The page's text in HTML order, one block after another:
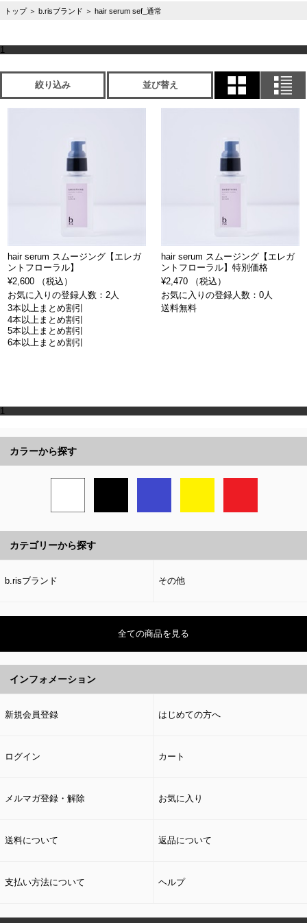
トップ ＞ b.risブランド ＞ hair serum sef_通常
1
絞り込み 並び替え
hair serum スムージング【エレガ
ントフローラル】
¥2,600 （税込）
お気に入りの登録人数：2人
3本以上まとめ割引
4本以上まとめ割引
5本以上まとめ割引
6本以上まとめ割引
hair serum スムージング【エレガ
ントフローラル】特別価格
¥2,470 （税込）
お気に入りの登録人数：0人
送料無料
1
カラーから探す
カテゴリーから探す
b.risブランド その他
全ての商品を見る
インフォメーション
新規会員登録 はじめての方へ
ログイン カート
メルマガ登録・解除 お気に入り
送料について 返品について
支払い方法について ヘルプ